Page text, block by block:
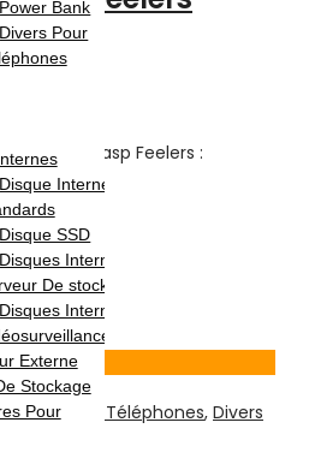
Wasp Feelers :
Accessoires Téléphones, Divers
Power Bank
Divers Pour
Disque Internes
Disque SSD
Disques Internes Pour
De stockage
Disques Internes Pour
Externe
Stockage
Pour